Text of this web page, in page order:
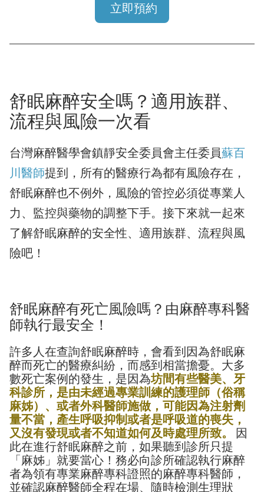
立即預約
舒眠麻醉安全嗎？適用族群、
流程與風險一次看
台灣麻醉醫學會鎮靜安全委員會主任委員蘇百
川醫師提到，所有的醫療行為都有風險存在，
舒眠麻醉也不例外，風險的管控必須從專業人
力、監控與藥物的調整下手。接下來就一起來
了解舒眠麻醉的安全性、適用族群、流程與風
險吧！
舒眠麻醉有死亡風險嗎？由麻醉專科醫
師執行最安全！
許多人在查詢舒眠麻醉時，會看到因為舒眠麻
醉而死亡的醫療糾紛，而感到相當擔憂。大多
數死亡案例的發生，是因為坊間有些醫美、牙
科診所，是由未經過專業訓練的護理師（俗稱
麻姊）、或者外科醫師施做，可能因為注射劑
量不當，產生呼吸抑制或者是呼吸道的喪失，
又沒有發現或者不知道如何及時處理所致。
因
此在進行舒眠麻醉之前，如果聽到診所只提
「麻姊」就要當心！務必向診所確認執行麻醉
者為領有專業麻醉專科證照的麻醉專科醫師，
並確認麻醉醫師全程在場、隨時檢測生理狀